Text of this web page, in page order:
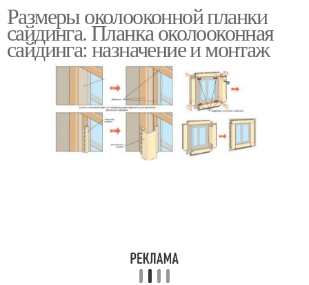
Размеры околооконной планки
сайдинга. Планка околооконная
сайдинга: назначение и монтаж